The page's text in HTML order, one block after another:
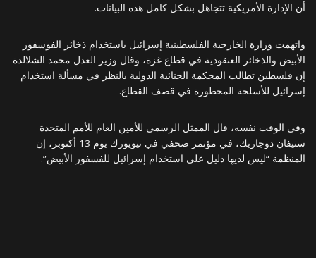
أن الإدارة الأمريكية تتجاهل بشكل كامل هذه البيانات.
واتهمت وزارة الخارجية الفلسطينية إسرائيل باستخدام ذخائر الفوسفور
الأبيض والذخائر العنقودية في قطاع غزة، وقال وزير العدل محمد الشلالدة
إن فلسطين تطالب المحكمة الجنائية الدولية بالنظر في مسألة استخدام
إسرائيل للأسلحة المحظورة في قصف القطاع.
وفي الوقت نفسه، قال الممثل الرسمي للأمين العام للأمم المتحدة
ستيفان دوجاريك، في مؤتمر صحفي في نيويورك يوم 13 أكتوبر، إن
المنظمة “ليس لديها دليل على استخدام إسرائيل للفسفور الأبيض”.